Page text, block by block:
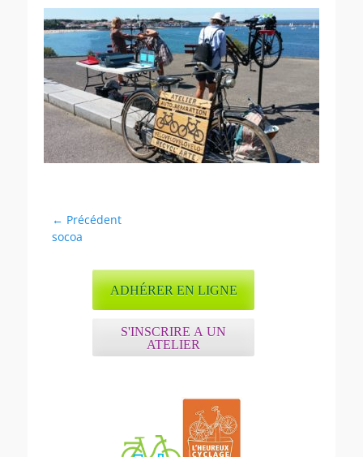
Navigation
de
← Précédent
Article
socoa
ADHÉRER EN LIGNE
S'INSCRIRE A UN
ATELIER